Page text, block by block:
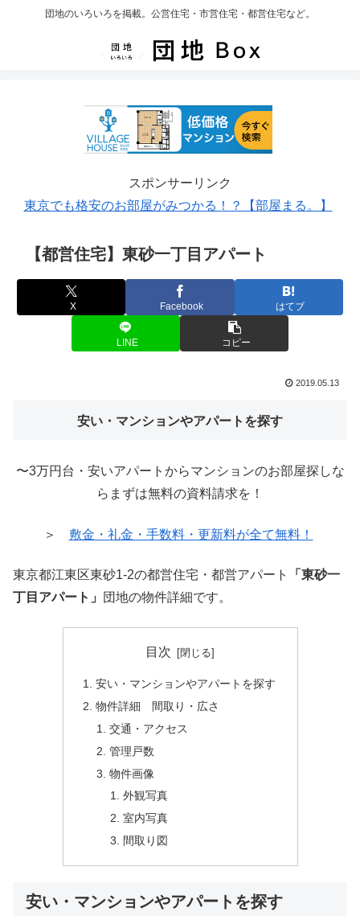
団地のいろいろを掲載。公営住宅・市営住宅・都営住宅など。
スポンサーリンク
東京でも格安のお部屋がみつかる！？【部屋まる。】
【都営住宅】東砂一丁目アパート
X Facebook はてブ
LINE コピー
2019.05.13
安い・マンションやアパートを探す
〜3万円台・安いアパートからマンションのお部屋探しな
らまずは無料の資料請求を！
＞ 敷金・礼金・手数料・更新料が全て無料！
東京都江東区東砂1-2の都営住宅・都営アパート
「東砂一
丁目アパート」
団地の物件詳細です。
目次
安い・マンションやアパートを探す
物件詳細 間取り・広さ
交通・アクセス
管理戸数
物件画像
外観写真
室内写真
間取り図
安い・マンションやアパートを探す